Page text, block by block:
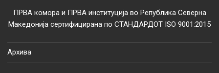
ПРВА комора и ПРВА институција во Република Северна
Македонија сертифицирана по СТАНДАРДОТ ISO 9001:2015
Архива